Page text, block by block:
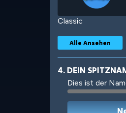
Classic
Robotic
Alle Ansehen
4. DEIN
Dies ist der